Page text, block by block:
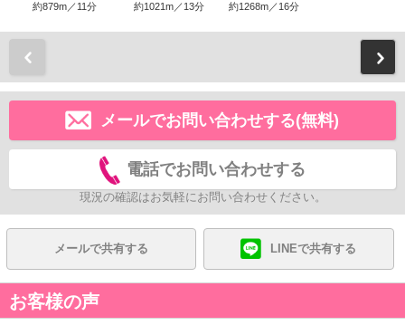
約879m／11分
約1021m／13分
約1268m／16分
メールでお問い合わせする(無料)
電話でお問い合わせする
現況の確認はお気軽にお問い合わせください。
メールで共有する LINEで共有する
お客様の声